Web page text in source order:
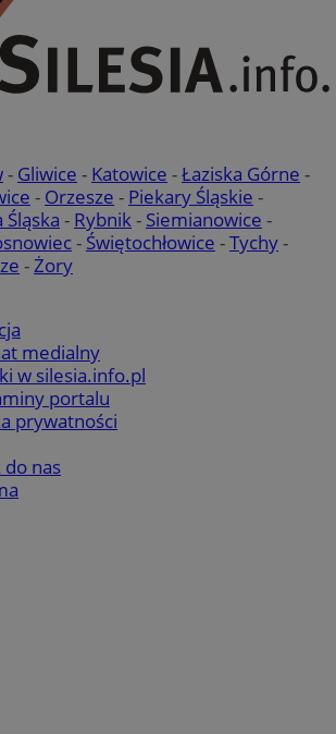
- Gliwice - Katowice -Łaziska Górne -
- Orzesze - Piekary Śląskie -
Śląska - Rybnik- Siemianowice -
- Świętochłowice -Tychy-
-Żory
medialny
w silesia.info.pl
portalu
prywatności
do nas